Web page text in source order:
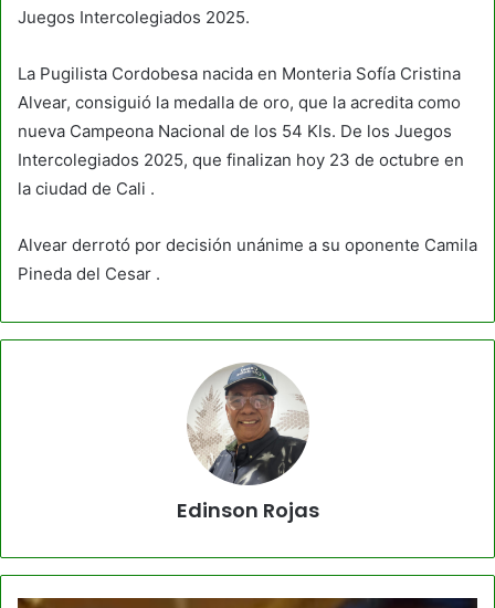
Juegos Intercolegiados 2025.
La Pugilista Cordobesa nacida en Monteria Sofía Cristina
Alvear, consiguió la medalla de oro, que la acredita como
nueva Campeona Nacional de los 54 Kls. De los Juegos
Intercolegiados 2025, que finalizan hoy 23 de octubre en
la ciudad de Cali .
Alvear derrotó por decisión unánime a su oponente Camila
Pineda del Cesar .
Edinson Rojas